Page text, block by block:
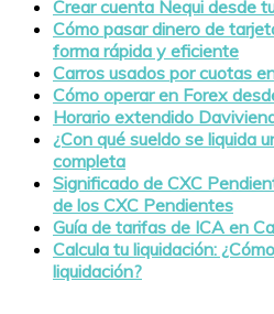
Crear cuenta Nequi desde
Cómo pasar dinero de
forma rápida y eficiente
Carros usados por cuotas
Cómo operar en Forex
Horario extendido
¿Con qué sueldo se liquida
completa
Significado de CXC
de los CXC Pendientes
Guía de tarifas de ICA en
Calcula tu liquidación:
liquidación?